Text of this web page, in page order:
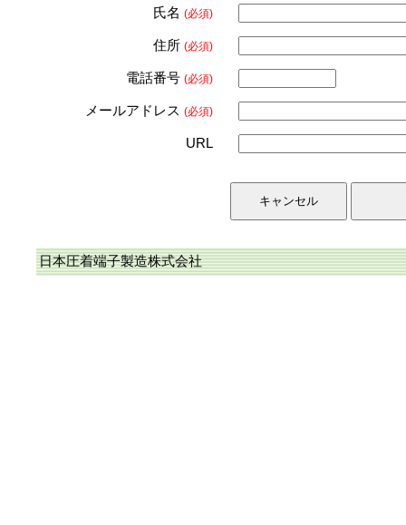
氏名 (必須)
住所 (必須)
電話番号 (必須)
メールアドレス (必須)
URL
日本圧着端子製造株式会社